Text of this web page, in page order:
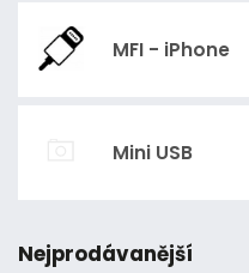
MFI - iPhone
Mini USB
Nejprodávanější